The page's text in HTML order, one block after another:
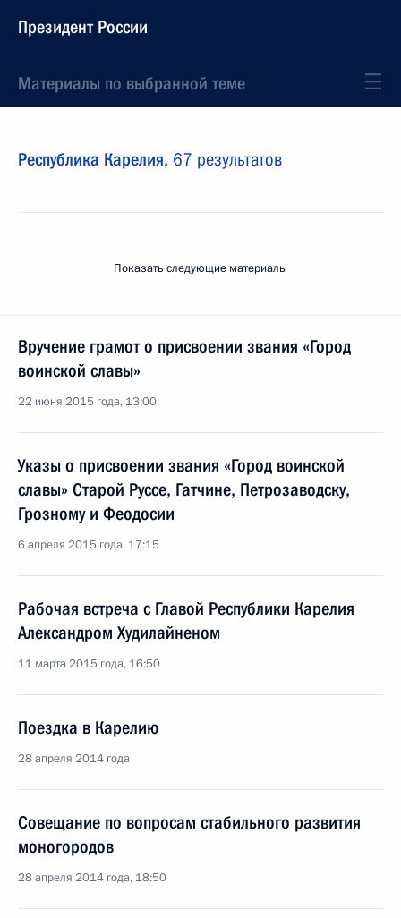
Президент России
Материалы по выбранной теме
Республика Карелия, 67 результатов
Показать следующие материалы
Вручение грамот о присвоении звания «Город
воинской славы»
22 июня 2015 года, 13:00
Указы о присвоении звания «Город воинской
славы» Старой Руссе, Гатчине, Петрозаводску,
Грозному и Феодосии
6 апреля 2015 года, 17:15
Рабочая встреча с Главой Республики Карелия
Александром Худилайненом
11 марта 2015 года, 16:50
Поездка в Карелию
28 апреля 2014 года
Совещание по вопросам стабильного развития
моногородов
28 апреля 2014 года, 18:50